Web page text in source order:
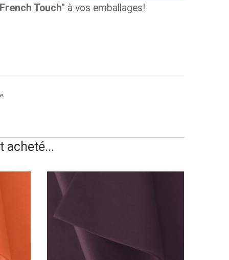
Touch" à vos emballages!
acheté...